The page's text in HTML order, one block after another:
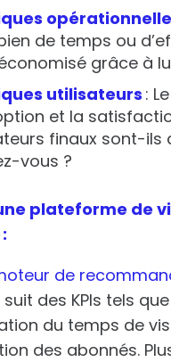
de temps ou
grâce à
utilisateurs:
et la
finaux sont-ils
vous ?
plateforme de
de
suit des KPIs tels que
du temps de
des abonnés.